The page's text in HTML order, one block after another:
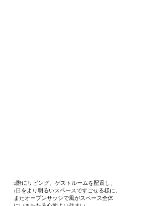
2階にリビング、ゲストルームを配置し、
1日をより明るいスペースですごせる様に。
またオープンサッシで風がスペース全体